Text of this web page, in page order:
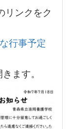
リンクをク
行事予定
ます。